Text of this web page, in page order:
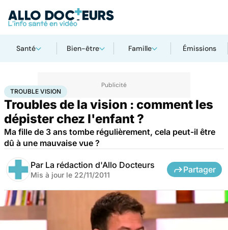
Santé Bien-être Famille Émissions
AccueilFamilleEnfant Trouble vision
TROUBLE VISION
Troubles de la vision : comment les
dépister chez l'enfant ?
Ma fille de 3 ans tombe régulièrement, cela peut-il être
dû à une mauvaise vue ?
Par La rédaction d'Allo Docteurs
Mis à jour le 22/11/2011
Partager